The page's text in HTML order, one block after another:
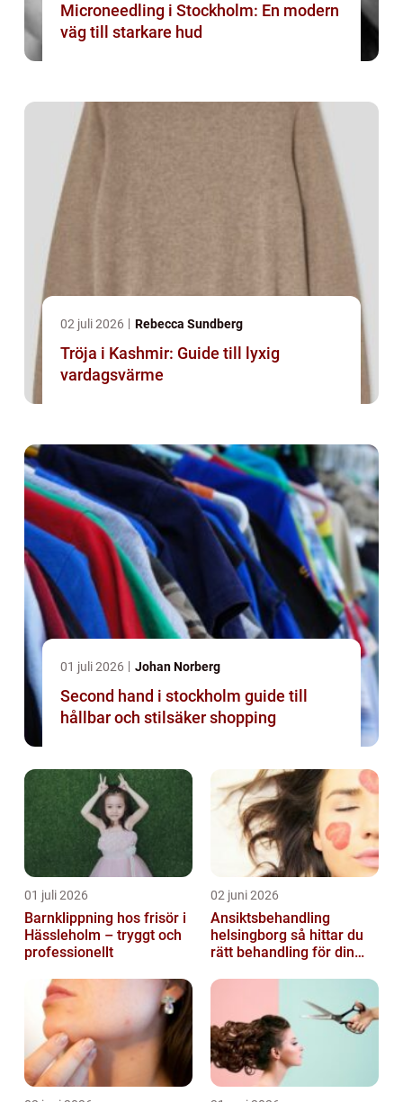
Microneedling i Stockholm: En modern
väg till starkare hud
02 juli 2026 Rebecca Sundberg
Tröja i Kashmir: Guide till lyxig
vardagsvärme
01 juli 2026 Johan Norberg
Second hand i stockholm guide till
hållbar och stilsäker shopping
01 juli 2026
Barnklippning hos frisör i
Hässleholm – tryggt och
professionellt
02 juni 2026
Ansiktsbehandling
helsingborg så hittar du
rätt behandling för din